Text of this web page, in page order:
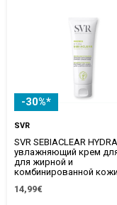
-30%*
SVR
SVR SEBIACLEAR HYDRA,
увлажняющий крем
для жирной и
комбинированной
14,99€